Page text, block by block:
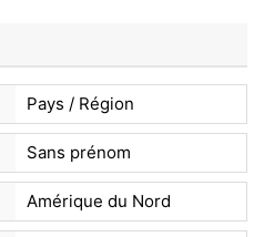
Pays / Région
Sans prénom
Amérique du Nord